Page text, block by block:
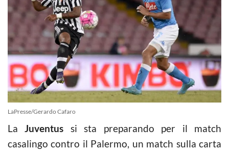
LaPresse/Gerardo Cafaro
LaJuventus si sta preparando per il match
casalingo contro il Palermo, un match sulla carta